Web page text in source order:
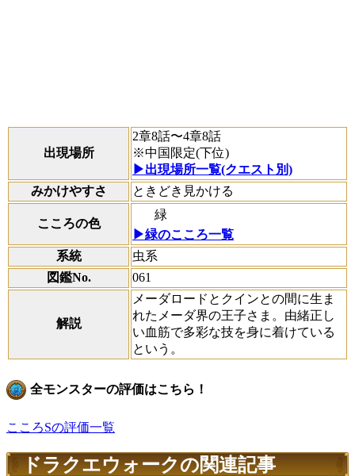
出現場所
2章8話〜4章8話
※中国限定(下位)
▶出現場所一覧(クエスト別)
みかけやすさ
ときどき見かける
こころの色
緑
▶緑のこころ一覧
系統
虫系
図鑑No.
061
解説
メーダロードとクインとの間に生ま
れたメーダ界の王子さま。由緒正し
い血筋で多彩な技を身に着けている
という。
全モンスターの評価はこちら！
こころSの評価一覧
ドラクエウォークの関連記事